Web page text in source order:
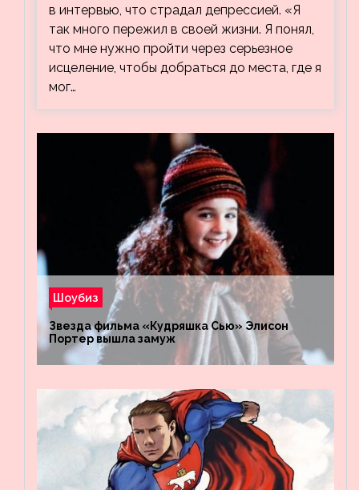
в интервью, что страдал депрессией. «Я
так много пережил в своей жизни. Я понял,
что мне нужно пройти через серьезное
исцеление, чтобы добраться до места, где я
мог…
Шоубиз
Звезда фильма «Кудряшка Сью» Элисон
Портер вышла замуж